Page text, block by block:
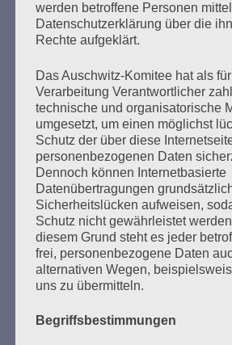
überleben und zu berichten, was den
Seitennummerierung
der
Beiträge
Zurück
Den Faschismus an seiner Wurzel
frei und offen die Probleme
dennoch voller Respekt vor der
denen die Gesellschaft auf Gedeih
werden betroffene Personen
Datenschutzerklärung über die
Rechte aufgeklärt.
Das Auschwitz-Komitee hat als
Verarbeitung Verantwortlicher
technische und organisatorische
umgesetzt, um einen möglichst
Schutz der über diese
personenbezogenen Daten
Dennoch können Internetbasierte
Datenübertragungen
Sicherheitslücken aufweisen,
Schutz nicht gewährleistet
diesem Grund steht es jeder
frei, personenbezogene Daten
alternativen Wegen,
uns zu übermitteln.
Begriffsbestimmungen